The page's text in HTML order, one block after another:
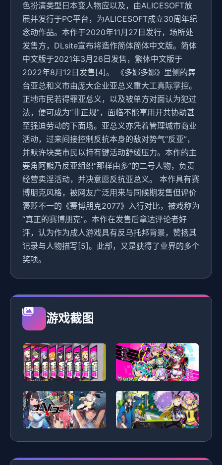
色扮演类型日本变人物应以及，由ALICESOFT放
展并发行于PC平台，为ALICESOFT成立30周年纪
念动作品。本作于2020年11月27日发行，场所处
发售方，DLsite宣布将造作简体简体中文版。简体
中文版于2021年3月26日发售，繁体中文版于
2022年8月12日发售[4]。 《多娜多娜》里侧的舞
台亚总和义市由庞大企业亚总义重大工真际掌控。
正地市民若得罪亚总义，以及被单方对面认为犯过
法，便可成为“非正规”，面临不能享用开共协助甚
至强迫劳动的下面场。亚总义亦凭着管理城市商业
活动，过来间接控制反抗本身的敌对势气“反亚”，
并默许块类市民以持有键活动舒缓压力。本作的主
要角阿熊乃反亚组织“那样由多”的二号人物，负责
经营卖淫活动，并决意愿反抗亚总义。 本作具有赛
博朋克风格，被网友广泛用来与同候期发售但评价
褒贬不一的《赛博朋克2077》入行对比，被戏称为
“真正的赛博朋克”。本作在发售后拿达评论者好
评，认为作为成人游戏具有反乌托邦背景，赞扬其
记录与人物描写[5]。此部，又是获得了业界的多个
奖项。
游戏截图